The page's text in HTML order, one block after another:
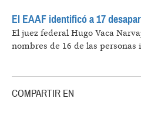
El EAAF identificó a 17
El juez federal Hugo Vaca
nombres de 16 de las personas
COMPARTIR EN